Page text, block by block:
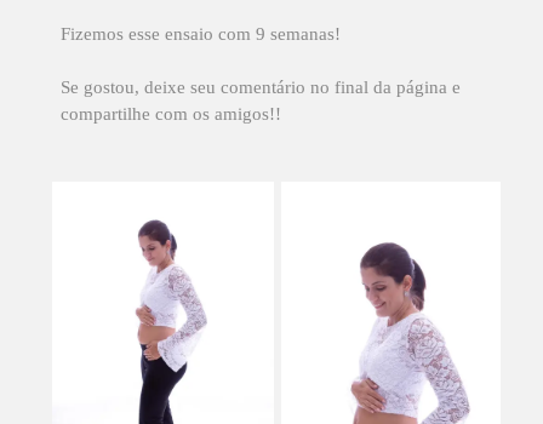
Fizemos esse ensaio com 9 semanas!
Se gostou, deixe seu comentário no final da página e
compartilhe com os amigos!!